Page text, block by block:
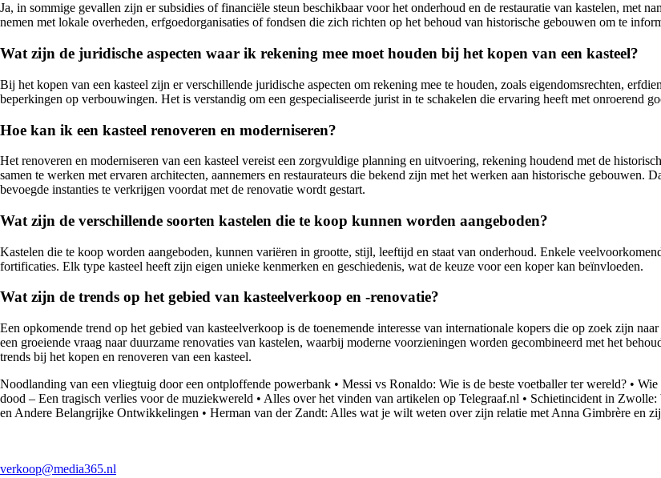
Ja, in sommige gevallen zijn er subsidies of financiële steun beschikbaar voor het onderhoud en de restauratie van kastelen, met
nemen met lokale overheden, erfgoedorganisaties of fondsen die zich richten op het behoud van historische gebouwen om te
Wat zijn de juridische aspecten waar ik rekening mee moet houden bij het kopen van een kasteel?
Bij het kopen van een kasteel zijn er verschillende juridische aspecten om rekening mee te houden, zoals eigendomsrechten,
beperkingen op verbouwingen. Het is verstandig om een gespecialiseerde jurist in te schakelen die ervaring heeft met onroerend
Hoe kan ik een kasteel renoveren en moderniseren?
Het renoveren en moderniseren van een kasteel vereist een zorgvuldige planning en uitvoering, rekening houdend met de
samen te werken met ervaren architecten, aannemers en restaurateurs die bekend zijn met het werken aan historische gebouwen.
bevoegde instanties te verkrijgen voordat met de renovatie wordt gestart.
Wat zijn de verschillende soorten kastelen die te koop kunnen worden aangeboden?
Kastelen die te koop worden aangeboden, kunnen variëren in grootte, stijl, leeftijd en staat van onderhoud. Enkele
fortificaties. Elk type kasteel heeft zijn eigen unieke kenmerken en geschiedenis, wat de keuze voor een koper kan beïnvloeden.
Wat zijn de trends op het gebied van kasteelverkoop en -renovatie?
Een opkomende trend op het gebied van kasteelverkoop is de toenemende interesse van internationale kopers die op zoek zijn
een groeiende vraag naar duurzame renovaties van kastelen, waarbij moderne voorzieningen worden gecombineerd met het
trends bij het kopen en renoveren van een kasteel.
Noodlanding van een vliegtuig door een ontploffende powerbank • Messi vs Ronaldo: Wie is de beste voetballer ter wereld? • Wie
dood – Een tragisch verlies voor de muziekwereld • Alles over het vinden van artikelen op Telegraaf.nl • Schietincident in Zwolle:
en Andere Belangrijke Ontwikkelingen • Herman van der Zandt: Alles wat je wilt weten over zijn relatie met Anna Gimbrère en
verkoop@media365.nl